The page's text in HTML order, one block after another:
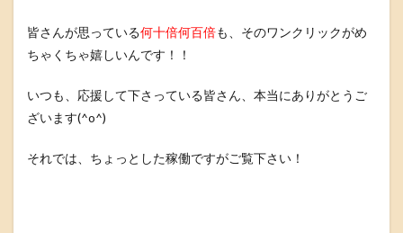
皆さんが思っている何十倍何百倍も、そのワンクリックがめ
ちゃくちゃ嬉しいんです！！
いつも、応援して下さっている皆さん、本当にありがとうご
ざいます(^o^)
それでは、ちょっとした稼働ですがご覧下さい！